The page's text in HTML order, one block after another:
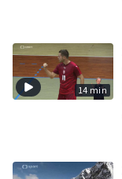
14 min